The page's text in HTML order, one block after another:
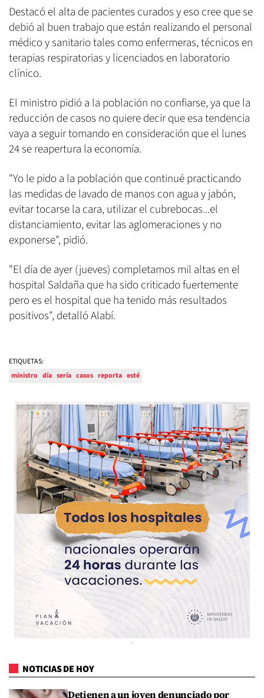
Destacó el alta de pacientes curados y eso cree que se
debió al buen trabajo que están realizando el personal
médico y sanitario tales como enfermeras, técnicos en
terapias respiratorias y licenciados en laboratorio
clínico.
El ministro pidió a la población no confiarse, ya que la
reducción de casos no quiere decir que esa tendencia
vaya a seguir tomando en consideración que el lunes
24 se reapertura la economía.
"Yo le pido a la población que continué practicando
las medidas de lavado de manos con agua y jabón,
evitar tocarse la cara, utilizar el cubrebocas...el
distanciamiento, evitar las aglomeraciones y no
exponerse", pidió.
"El día de ayer (jueves) completamos mil altas en el
hospital Saldaña que ha sido criticado fuertemente
pero es el hospital que ha tenido más resultados
positivos", detalló Alabí.
ETIQUETAS:
ministro día sería casos reporta esté
NOTICIAS DE HOY
Detienen a un joven denunciado por